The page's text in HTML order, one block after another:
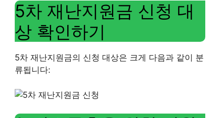
5차 재난지원금 신청 대
상 확인하기
5차 재난지원금의 신청 대상은 크게 다음과 같이 분
류됩니다: